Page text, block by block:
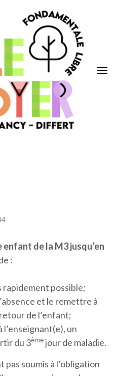
enfant de la M3 jusqu’en
:
rapidement possible;
et le remettre à
de l’enfant;
un
du 3èmejour de maladie.
pas soumis à l’obligation